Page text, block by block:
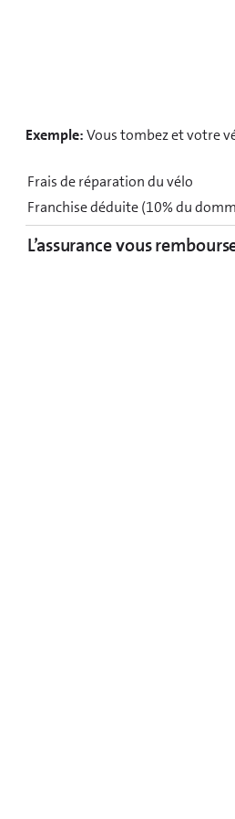
Exemple:Vous tombez et votre
Frais de réparation du vélo
Franchise déduite (10% du
L’assurance vous